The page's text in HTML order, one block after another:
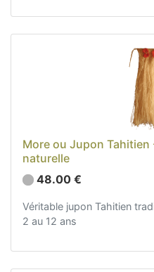
More ou Jupon
naturelle
48.00 €
Véritable jupon Tahitien
2 au 12 ans